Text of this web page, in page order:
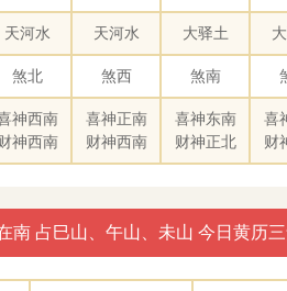
天河水 天河水 大驿土
煞北 煞西 煞南
神西南
神西南
喜神正南
财神西南
喜神东南
财神正北
喜
财
占巳山、午山、未山 今日黄历